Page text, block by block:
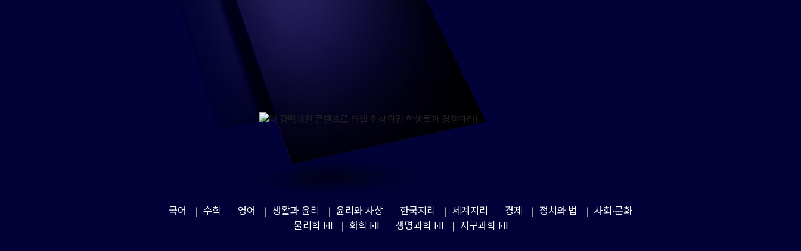
국어 수학 영어 생활과 윤리 윤리와 사상 한국지리 세계지리 경제 정치와 법
사회·문화
물리학 I·II
화학 I·II 생명과학 I·II 지구과학 I·II